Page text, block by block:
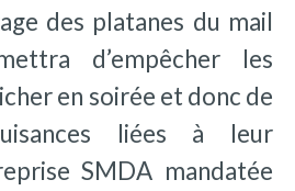
des platanes du mail
d’empêcher les
en soirée et donc de
liées à leur
SMDA mandatée